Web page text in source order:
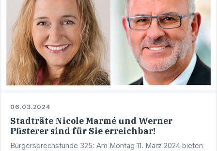
06.03.2024
Stadträte Nicole Marmé und Werner
Pfisterer sind für Sie erreichbar!
Bürgersprechstunde 325: Am Montag 11. März 2024 bieten